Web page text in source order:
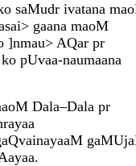
saMudr ivatana
gaana maoM
]nmau> AQar pr
pUvaa-naumaana
Dala–Dala pr